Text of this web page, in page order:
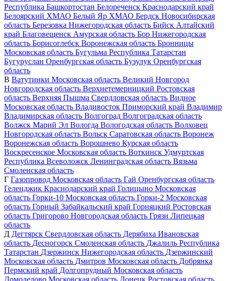
Республика Башкортостан Белореченск Краснодарский край
Белоярский ХМАО Белый Яр ХМАО Бердск Новосибирская
область Березовка Нижегородская область Бийск Алтайский
край Благовещенск Амурская область Бор Нижегородская
область Борисоглебск Воронежская область Бронницы
Московская область Бугульма Республика Татарстан
Бугуруслан Оренбургская область Бузулук Оренбургская
область
В Ватутинки Московская область Великий Новгород
Новгородская область Верхнетемерницкий Ростовская
область Верхняя Пышма Свердловская область Видное
Московская область Владивосток Приморский край Владимир
Владимирская область Волгоград Волгоградская область
Волжск Марий Эл Вологда Вологодская область Волховец
Новгородская область Вольск Саратовская область Воронеж
Воронежская область Ворошнево Курская область
Воскресенское Московская область Воткинск Удмуртская
Республика Всеволожск Ленинградская область Вязьма
Смоленская область
Г Газопровод Московская область Гай Оренбургская область
Геленджик Краснодарский край Голицыно Московская
область Горки-10 Московская область Горки-2 Московская
область Горный Забайкальский край Горняцкий Ростовская
область Григорово Новгородская область Грязи Липецкая
область
Д Дегтярск Свердловская область Дерябиха Ивановская
область Десногорск Смоленская область Джалиль Республика
Татарстан Дзержинск Нижегородская область Дзержинский
Московская область Дмитров Московская область Добрянка
Пермский край Долгопрудный Московская область
Домодедово Московская область Донецк Ростовская область